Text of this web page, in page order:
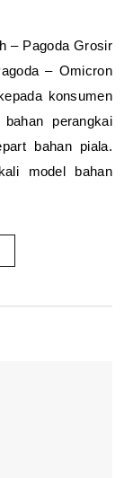
– Omicron
konsumen
perangkai
bahan piala.
model bahan